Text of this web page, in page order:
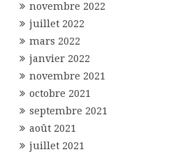
novembre 2022
juillet 2022
mars 2022
janvier 2022
novembre 2021
octobre 2021
septembre 2021
août 2021
juillet 2021